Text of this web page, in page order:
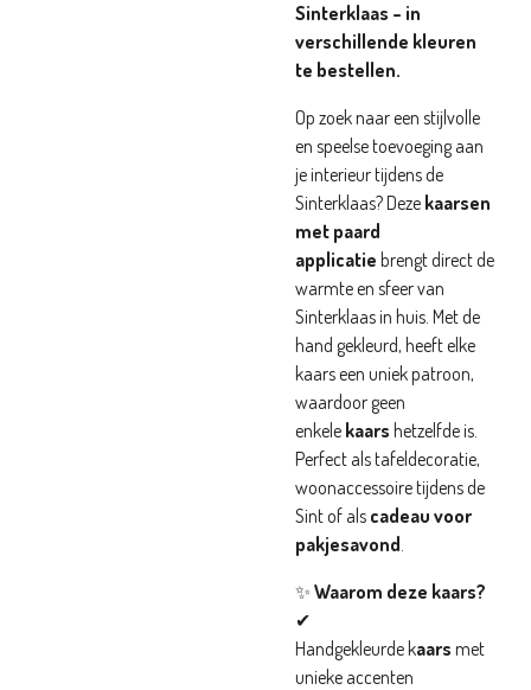
Sinterklaas – in
verschillende kleuren
te bestellen.
Op zoek naar een stijlvolle
en speelse toevoeging aan
je interieur tijdens de
Sinterklaas? Deze kaarsen
met paard
applicatie brengt direct de
warmte en sfeer van
Sinterklaas in huis. Met de
hand gekleurd, heeft elke
kaars een uniek patroon,
waardoor geen
enkele kaars hetzelfde is.
Perfect als tafeldecoratie,
woonaccessoire tijdens de
Sint of als cadeau voor
pakjesavond.
✨ Waarom deze kaars?
✔
Handgekleurde kaars met
unieke accenten